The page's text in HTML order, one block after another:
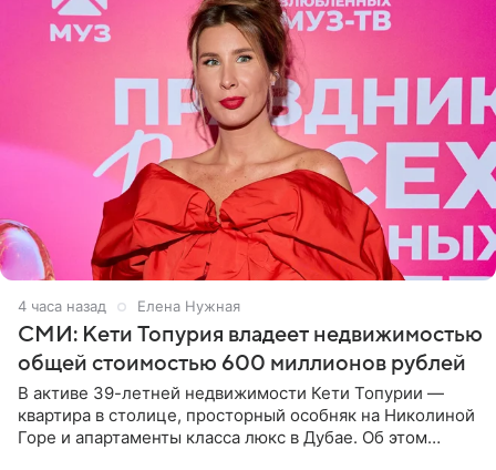
4 часа назад Елена Нужная
СМИ: Кети Топурия владеет недвижимостью
общей стоимостью 600 миллионов рублей
В активе 39-летней недвижимости Кети Топурии —
квартира в столице, просторный особняк на Николиной
Горе и апартаменты класса люкс в Дубае. Об этом